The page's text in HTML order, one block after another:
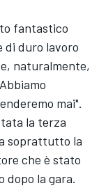
fantastico
di duro lavoro
naturalmente,
mai".
la terza
soprattutto la
che è stato
dopo la gara.